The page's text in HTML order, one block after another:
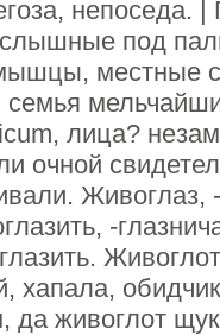
непоседа.
под
местные
лица?
очной
Живоглаз,
-
живоглот